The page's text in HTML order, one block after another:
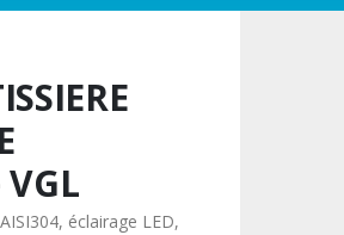
VGL
éclairage LED,